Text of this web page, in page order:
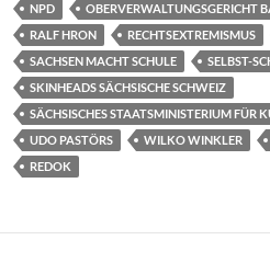
NPD
OBERVERWALTUNGSGERICHT
RALF HRON
RECHTSEXTREMISMUS
SACHSEN MACHT SCHULE
SELBST-
SKINHEADS SÄCHSISCHE SCHWEIZ
SÄCHSISCHES STAATSMINISTERIUM FÜR
UDO PASTÖRS
WILKO WINKLER
REDOK